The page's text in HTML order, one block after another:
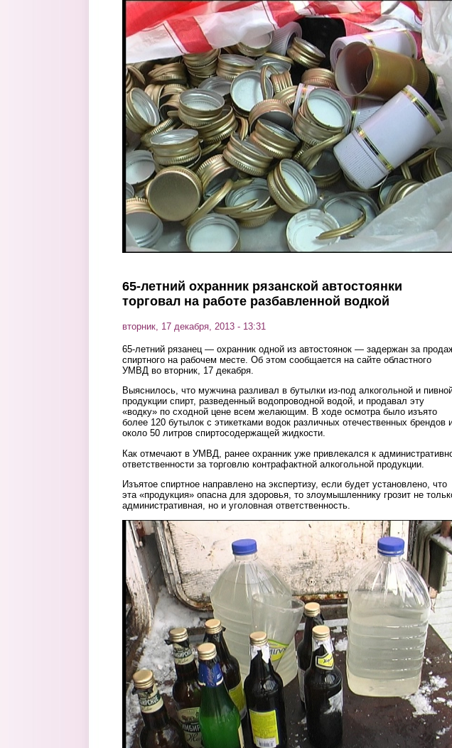
Перейти к основному содержанию
65-летний охранник рязанской автостоянки
торговал на работе разбавленной водкой
вторник, 17 декабря, 2013 - 13:31
65-летний рязанец — охранник одной из автостоянок — задержан за
спиртного на рабочем месте. Об этом сообщается на сайте областного
УМВД во вторник, 17 декабря.
Выяснилось, что мужчина разливал в бутылки из-под алкогольной и
продукции спирт, разведенный водопроводной водой, и продавал эту
«водку» по сходной цене всем желающим. В ходе осмотра было изъято
более 120 бутылок с этикетками водок различных отечественных брендов
около 50 литров спиртосодержащей жидкости.
Как отмечают в УМВД, ранее охранник уже привлекался к
ответственности за торговлю контрафактной алкогольной продукции.
Изъятое спиртное направлено на экспертизу, если будет установлено, что
эта «продукция» опасна для здоровья, то злоумышленнику грозит не
административная, но и уголовная ответственность.
1.jpg